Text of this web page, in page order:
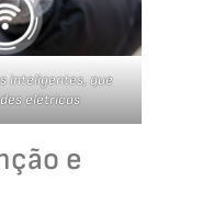
inteligentes, que
elétricas
e